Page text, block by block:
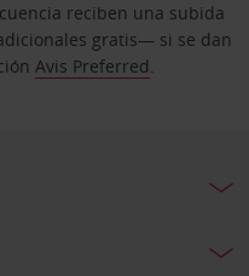
reciben una subida
gratis— si se dan
Avis Preferred.